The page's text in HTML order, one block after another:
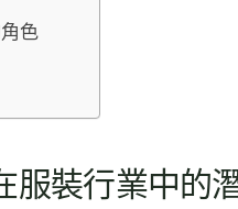
色
服裝行業中的